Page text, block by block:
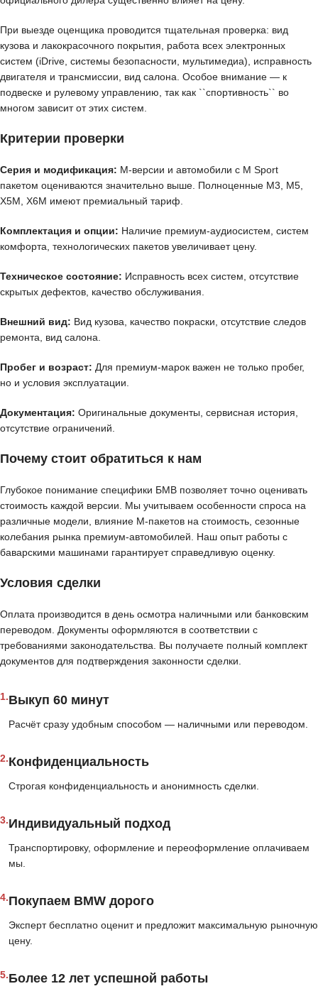
При выезде оценщика проводится тщательная проверка: вид
кузова и лакокрасочного покрытия, работа всех электронных
систем (iDrive, системы безопасности, мультимедиа), исправность
двигателя и трансмиссии, вид салона. Особое внимание — к
подвеске и рулевому управлению, так как ``спортивность`` во
многом зависит от этих систем.
Критерии проверки
Серия и модификация: M-версии и автомобили с M Sport
пакетом оцениваются значительно выше. Полноценные M3, M5,
X5M, X6M имеют премиальный тариф.
Комплектация и опции: Наличие премиум-аудиосистем, систем
комфорта, технологических пакетов увеличивает цену.
Техническое состояние: Исправность всех систем, отсутствие
скрытых дефектов, качество обслуживания.
Внешний вид: Вид кузова, качество покраски, отсутствие следов
ремонта, вид салона.
Пробег и возраст: Для премиум-марок важен не только пробег,
но и условия эксплуатации.
Документация: Оригинальные документы, сервисная история,
отсутствие ограничений.
Почему стоит обратиться к нам
Глубокое понимание специфики БМВ позволяет точно оценивать
стоимость каждой версии. Мы учитываем особенности спроса на
различные модели, влияние M-пакетов на стоимость, сезонные
колебания рынка премиум-автомобилей. Наш опыт работы с
баварскими машинами гарантирует справедливую оценку.
Условия сделки
Оплата производится в день осмотра наличными или банковским
переводом. Документы оформляются в соответствии с
требованиями законодательства. Вы получаете полный комплект
документов для подтверждения законности сделки.
1.Выкуп 60 минут
Расчёт сразу удобным способом — наличными или переводом.
2.Конфиденциальность
Строгая конфиденциальность и анонимность сделки.
3.Индивидуальный подход
Транспортировку, оформление и переоформление оплачиваем
мы.
4.Покупаем BMW дорого
Эксперт бесплатно оценит и предложит максимальную рыночную
цену.
5.Более 12 лет успешной работы